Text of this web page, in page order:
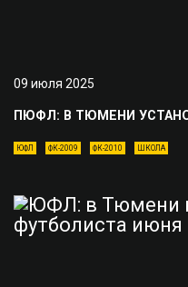
09 июля 2025
ПЮФЛ: В ТЮМЕНИ
ЮФЛ ФК-2009 ФК-2010 ШКОЛА